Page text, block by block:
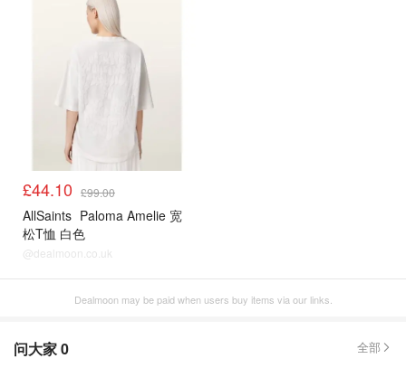
£44.10 £99.00
AllSaints Paloma Amelie 宽
松T恤 白色
@dealmoon.co.uk
Dealmoon may be paid when users buy items via our links.
问大家0 全部